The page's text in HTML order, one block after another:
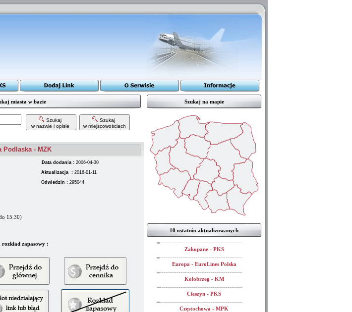
miasta w bazie
Szukaj
w nazwie i opisie
Szukaj
w miejscowościach
Podlaska - MZK
Data dodania : 2006-04-30
Aktualizacja : 2016-01-11
Odwiedzin : 295044
15.30)
zapasowy :
Szukaj na mapie
10 ostatnio aktualizowanych
Zakopane - PKS
Europa - EuroLines Polska
Kołobrzeg - KM
Cieszyn - PKS
Częstochowa - MPK